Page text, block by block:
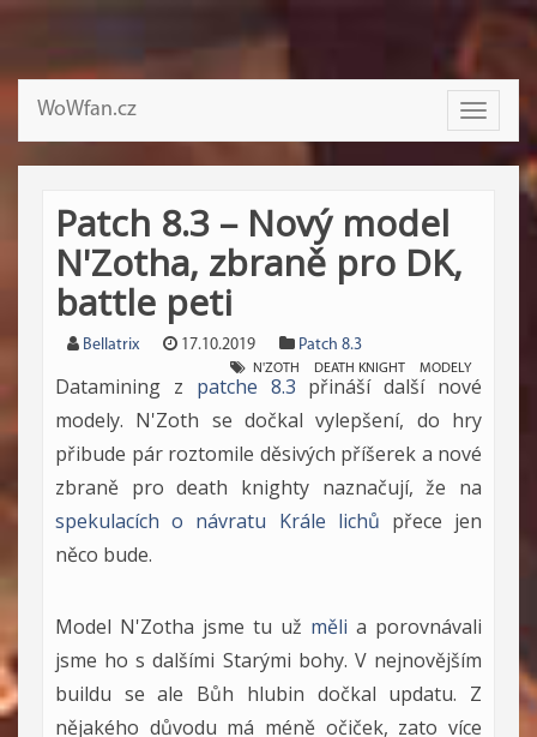
Toggle
WoWfan.cz
Patch 8.3 – Nový model
N'Zotha, zbraně pro DK,
battle peti
Bellatrix 17.10.2019 Patch 8.3
N'ZOTH DEATH KNIGHT MODELY
Datamining z patche 8.3 přináší další nové
modely. N'Zoth se dočkal vylepšení, do hry
přibude pár roztomile děsivých příšerek a nové
zbraně pro death knighty naznačují, že na
spekulacích o návratu Krále lichů přece jen
něco bude.
Model N'Zotha jsme tu už měli a porovnávali
jsme ho s dalšími Starými bohy. V nejnovějším
buildu se ale Bůh hlubin dočkal updatu. Z
nějakého důvodu má méně očiček, zato více